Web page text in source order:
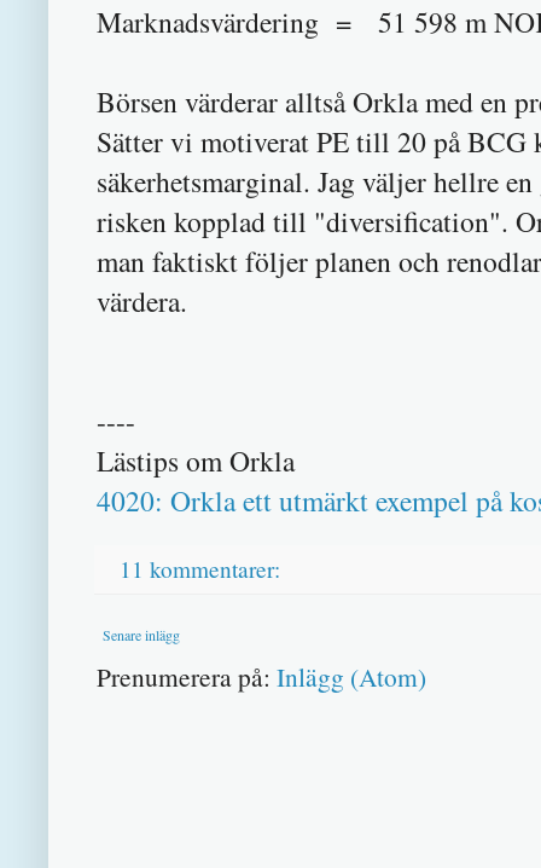
Marknadsvärdering = 51 598 m
Börsen värderar alltså Orkla med en
Sätter vi motiverat PE till 20 på BCG
säkerhetsmarginal. Jag väljer hellre
risken kopplad till "diversification".
man faktiskt följer planen och
värdera.
----
Lästips om Orkla
4020: Orkla ett utmärkt exempel på
11 kommentarer:
Senare inlägg
Prenumerera på: Inlägg (Atom)